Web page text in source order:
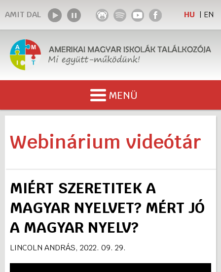
AMIT DAL HU EN
x
x
x
MENÜ
KAPCSOLATOK
VIDEÓTÁR
Webinárium videótár
MIÉRT SZERETITEK A
MAGYAR NYELVET? MÉRT JÓ
A MAGYAR NYELV?
LINCOLN ANDRÁS, 2022. 09. 29.